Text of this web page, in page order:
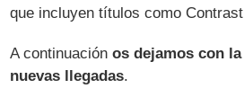
que incluyen títulos como
A continuaciónos dejamos con
nuevas llegadas.